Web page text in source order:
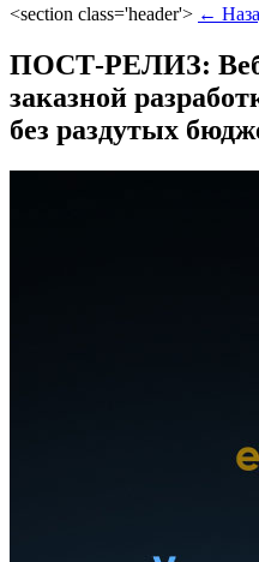
<section class='header'> ←
ПОСТ-РЕЛИЗ:
заказной
без раздутых